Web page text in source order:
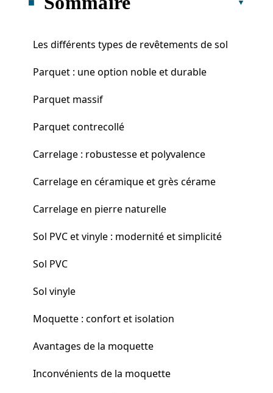
Les différents types de revêtements de sol
Parquet : une option noble et durable
Parquet massif
Parquet contrecollé
Carrelage : robustesse et polyvalence
Carrelage en céramique et grès cérame
Carrelage en pierre naturelle
Sol PVC et vinyle : modernité et simplicité
Sol PVC
Sol vinyle
Moquette : confort et isolation
Avantages de la moquette
Inconvénients de la moquette